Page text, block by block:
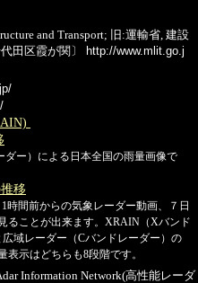
and Transport; 旧:運輸省, 建設
田区霞が関〕
http://www.mlit.go.j
ダー）による日本全国の雨量画像で
移
時間前からの気象レーダー動画、７日
ることが出来ます。XRAIN（Xバンド
域レーダー（Cバンドレーダー）の
表示はどちらも8段階です。
Information Network(高性能レーダ